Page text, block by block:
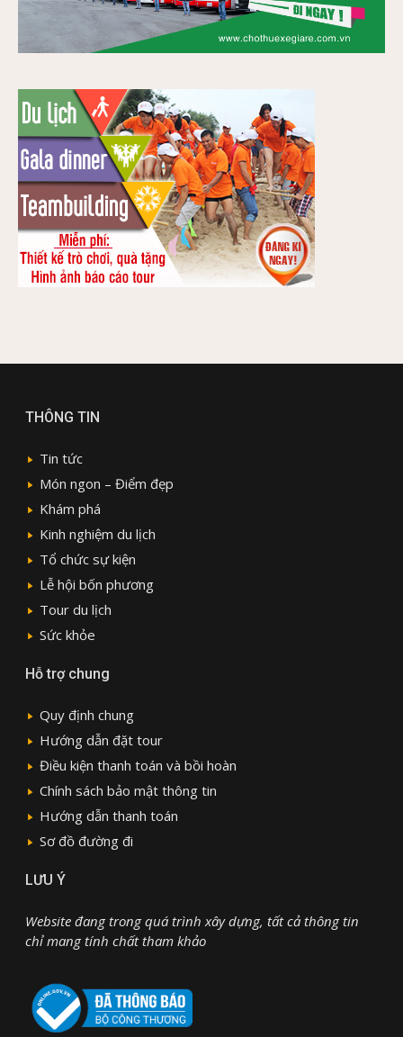
THÔNG TIN
Tin tức
Món ngon – Điểm đẹp
Khám phá
Kinh nghiệm du lịch
Tổ chức sự kiện
Lễ hội bốn phương
Tour du lịch
Sức khỏe
Hỗ trợ chung
Quy định chung
Hướng dẫn đặt tour
Điều kiện thanh toán và bồi hoàn
Chính sách bảo mật thông tin
Hướng dẫn thanh toán
Sơ đồ đường đi
LƯU Ý
Website đang trong quá trình xây dựng, tất cả thông tin
chỉ mang tính chất tham khảo